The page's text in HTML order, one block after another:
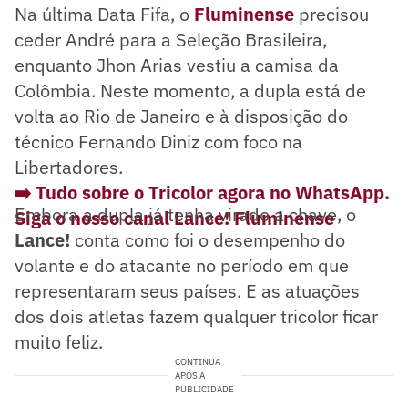
Na última Data Fifa, o Fluminense precisou
ceder André para a Seleção Brasileira,
enquanto Jhon Arias vestiu a camisa da
Colômbia. Neste momento, a dupla está de
volta ao Rio de Janeiro e à disposição do
técnico Fernando Diniz com foco na
Libertadores.
➡️ Tudo sobre o Tricolor agora no WhatsApp.
Siga o nosso canal Lance! Fluminense
Embora a dupla já tenha virado a chave, o
Lance! conta como foi o desempenho do
volante e do atacante no período em que
representaram seus países. E as atuações
dos dois atletas fazem qualquer tricolor ficar
muito feliz.
CONTINUA
APÓS A
PUBLICIDADE